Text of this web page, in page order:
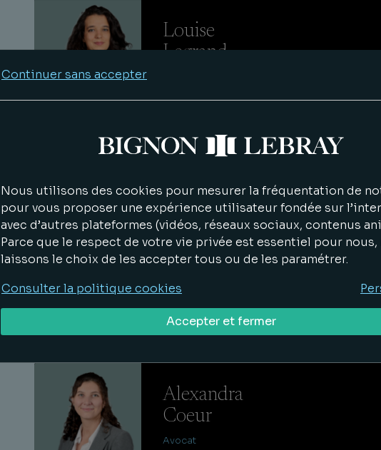
Louise
Legrand
Louise
Avocat
Pinabiaux
Avocat
Alexandra
Coeur
Avocat
Continuer sans accepter
Nous utilisons des cookies pour mesurer la fréquentation de
pour vous proposer une expérience utilisateur fondée sur
avec d’autres plateformes (vidéos, réseaux sociaux, contenus
Parce que le respect de votre vie privée est essentiel pour nous,
laissons le choix de les accepter tous ou de les paramétrer.
Consulter la politique cookies
Accepter et fermer